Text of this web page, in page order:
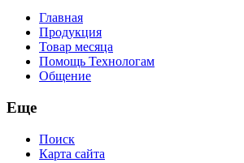
Главная
Продукция
Товар месяца
Помощь Технологам
Общение
Еще
Поиск
Карта сайта